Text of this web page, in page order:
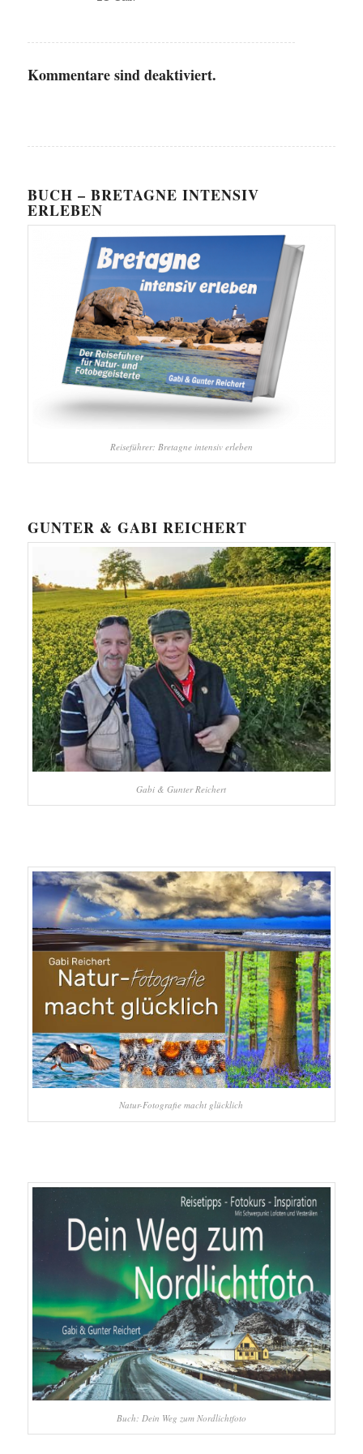
Kommentare sind deaktiviert.
BUCH – BRETAGNE INTENSIV
ERLEBEN
Reiseführer: Bretagne intensiv erleben
GUNTER & GABI REICHERT
Gabi & Gunter Reichert
Natur-Fotografie macht glücklich
Buch: Dein Weg zum Nordlichtfoto